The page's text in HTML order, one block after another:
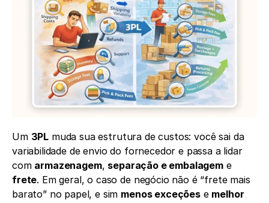
Um 3PL muda sua estrutura de custos: você sai da
variabilidade de envio do fornecedor e passa a lidar
com armazenagem, separação e embalagem
e
frete. Em geral, o caso de negócio não é “frete mais
barato” no papel, e sim menos exceções e melhor